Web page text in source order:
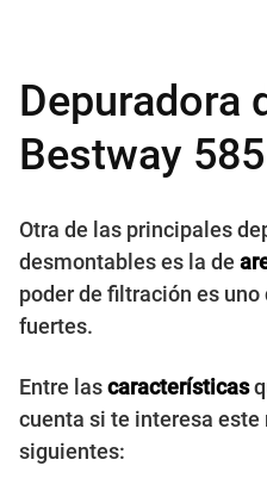
Depuradora
Bestway
Otra de las principales
desmontables es la de
poder de filtración es
fuertes.
Entre lascaracterísticas
cuenta si te interesa
siguientes: